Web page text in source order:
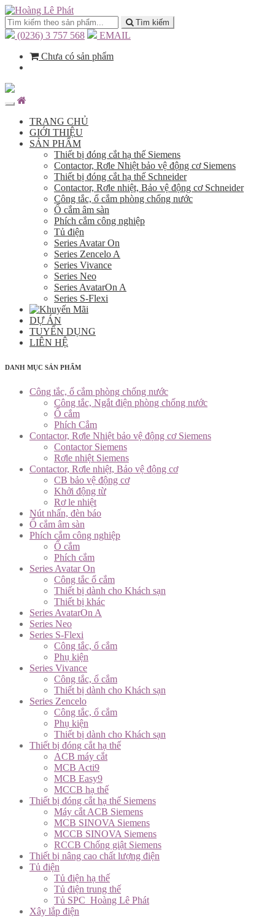
Tìm kiếm
(0236) 3 757 568
EMAIL
Chưa có sản phẩm
TRANG CHỦ
GIỚI THIỆU
SẢN PHẨM
Thiết bị đóng cắt hạ thế Siemens
Contactor, Rơle Nhiệt bảo vệ động cơ Siemens
Thiết bị đóng cắt hạ thế Schneider
Contactor, Rơle nhiệt, Bảo vệ động cơ Schneider
Công tắc, ổ cắm phòng chống nước
Ổ cắm âm sàn
Phích cắm công nghiệp
Tủ điện
Series Avatar On
Series Zencelo A
Series Vivance
Series Neo
Series AvatarOn A
Series S-Flexi
DỰ ÁN
TUYỂN DỤNG
LIÊN HỆ
DANH MỤC SẢN PHẨM
Công tắc, ổ cắm phòng chống nước
Công tắc, Ngắt điện phòng chống nước
Ổ cắm
Phích Cắm
Contactor, Rơle Nhiệt bảo vệ động cơ Siemens
Contactor Siemens
Rơle nhiệt Siemens
Contactor, Rơle nhiệt, Bảo vệ động cơ
CB bảo vệ động cơ
Khởi động từ
Rơ le nhiệt
Nút nhấn, đèn báo
Ổ cắm âm sàn
Phích cắm công nghiệp
Ổ cắm
Phích cắm
Series Avatar On
Công tắc ổ cắm
Thiết bị dành cho Khách sạn
Thiết bị khác
Series AvatarOn A
Series Neo
Series S-Flexi
Công tắc, ổ cắm
Phụ kiện
Series Vivance
Công tắc, ổ cắm
Thiết bị dành cho Khách sạn
Series Zencelo
Công tắc, ổ cắm
Phụ kiện
Thiết bị dành cho Khách sạn
Thiết bị đóng cắt hạ thế
ACB máy cắt
MCB Acti9
MCB Easy9
MCCB hạ thế
Thiết bị đóng cắt hạ thế Siemens
Máy cắt ACB Siemens
MCB SINOVA Siemens
MCCB SINOVA Siemens
RCCB Chống giật Siemens
Thiết bị nâng cao chất lượng điện
Tủ điện
Tủ điện hạ thế
Tủ điện trung thế
Tủ SPC_Hoàng Lê Phát
Xây lắp điện